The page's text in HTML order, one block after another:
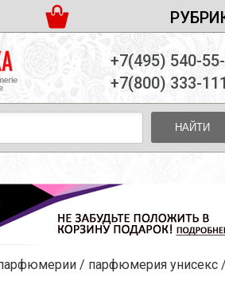
И ОПЛАТА
ПАРТНЕРСТВО
КОНТАКТЫ
ПАРФЮМЕРИЯ
ПАРФЮМЕРИЯ
ПАРФЮМЕРИЯ
НАБОРЫ
НАБОРЫ
НАБОРЫ
ЗА ЛИЦОМ
ЗА ТЕЛОМ
+7(495) 540-
+7(800) 333-
НАЙТИ
/ парфюмерия унисекс